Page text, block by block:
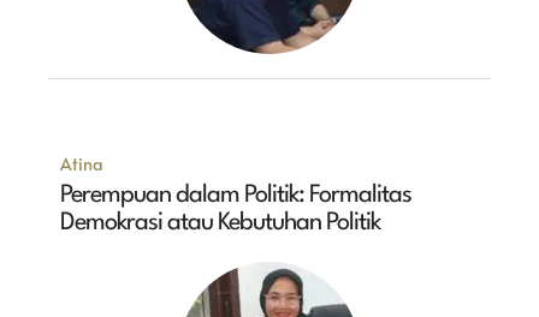
Atina
Perempuan dalam Politik: Formalitas
Demokrasi atau Kebutuhan Politik